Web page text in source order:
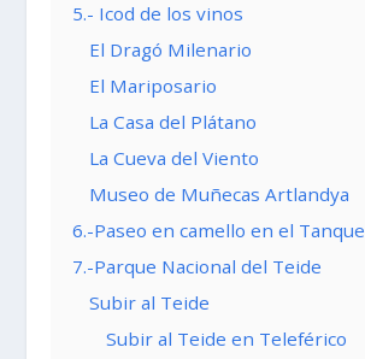
5.- Icod de los vinos
El Dragó Milenario
El Mariposario
La Casa del Plátano
La Cueva del Viento
Museo de Muñecas Artlandya
6.-Paseo en camello en el Tanque
7.-Parque Nacional del Teide
Subir al Teide
Subir al Teide en Teleférico